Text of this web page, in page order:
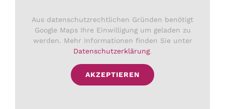
Aus datenschutzrechtlichen Gründen benötigt
Google Maps Ihre Einwilligung um geladen zu
werden. Mehr Informationen finden Sie unter
Datenschutzerklärung.
AKZEPTIEREN